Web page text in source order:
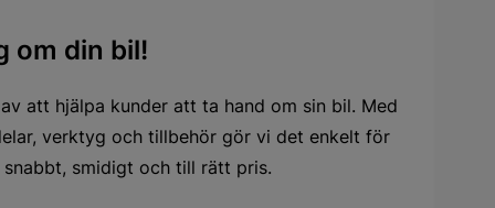
om din bil!
att hjälpa kunder att ta hand om sin bil. Med
verktyg och tillbehör gör vi det enkelt för
smidigt och till rätt pris.